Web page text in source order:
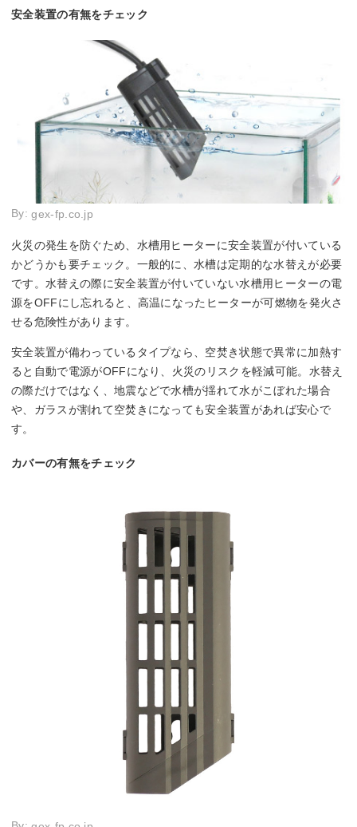
安全装置の有無をチェック
By:gex-fp.co.jp
火災の発生を防ぐため、水槽用ヒーターに安全装置が付いている
かどうかも要チェック。一般的に、水槽は定期的な水替えが必要
です。水替えの際に安全装置が付いていない水槽用ヒーターの電
源をOFFにし忘れると、高温になったヒーターが可燃物を発火さ
せる危険性があります。
安全装置が備わっているタイプなら、空焚き状態で異常に加熱す
ると自動で電源がOFFになり、火災のリスクを軽減可能。水替え
の際だけではなく、地震などで水槽が揺れて水がこぼれた場合
や、ガラスが割れて空焚きになっても安全装置があれば安心で
す。
カバーの有無をチェック